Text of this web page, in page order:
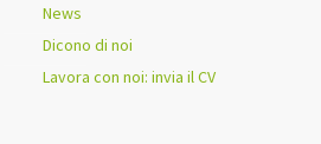
News
Dicono di noi
Lavora con noi: invia il CV